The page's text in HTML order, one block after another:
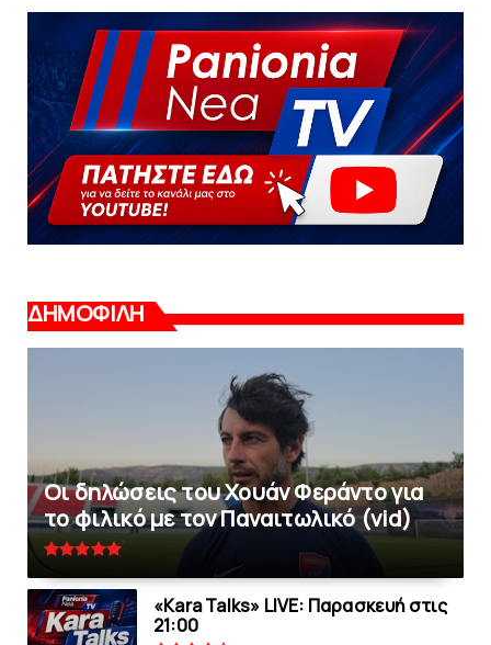
ΔΗΜΟΦΙΛΗ
Οι δηλώσεις του Χουάν Φεράντο για
το φιλικό με τoν Παναιτωλικό (vid)
«Kara Talks» LIVE: Παρασκευή στις
21:00